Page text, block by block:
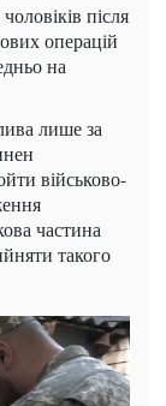
після
операцій
на
лише за
військово-
частина
такого